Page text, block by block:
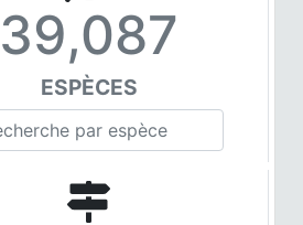
39,087
ESPÈCES